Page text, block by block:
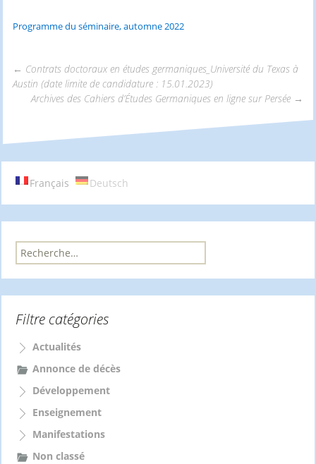
Programme du séminaire, automne 2022
Navigation
des
articles
← Contrats doctoraux en études germaniques_Université du Texas à
Austin (date limite de candidature : 15.01.2023)
Archives des Cahiers d’Études Germaniques en ligne sur Persée →
Français Deutsch
R
e
r
h
r
Filtre catégories
Actualités
Annonce de décès
Développement
Enseignement
Manifestations
Non classé